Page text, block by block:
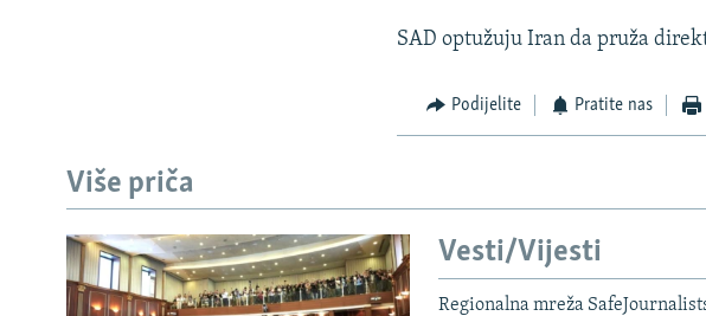
SAD optužuju Iran da pruža
Podijelite Pratite nas
Više priča
Vesti/Vijesti
Regionalna mreža